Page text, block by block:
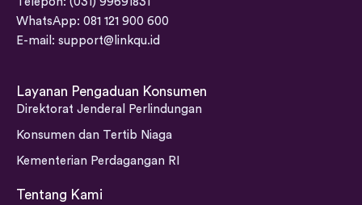
WhatsApp: 081 121 900 600
E-mail: support@linkqu.id
Layanan Pengaduan Konsumen
Direktorat Jenderal Perlindungan
Konsumen dan Tertib Niaga
Kementerian Perdagangan RI
Tentang Kami